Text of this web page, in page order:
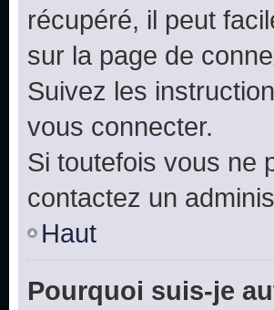
récupéré, il peut
sur la page de
Suivez les
vous connecter.
Si toutefois vous ne
contactez un
Haut
Pourquoi suis-je